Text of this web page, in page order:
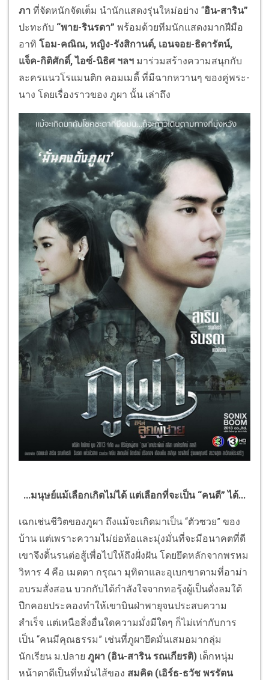
ภา ที่จัดหนักจัดเต็ม นำนักแสดงรุ่นใหม่อย่าง “อิน-สาริน”
ปะทะกับ “พาย-รินรดา” พร้อมด้วยทีมนักแสดงมากฝีมือ
อาทิ โอม-คณิณ, หญิง-รังสิกานต์, เอนจอย-ธิดารัตน์,
แจ็ค-กิติศักดิ์, ไอซ์-นิธิศ ฯลฯ มาร่วมสร้างความสนุกกับ
ละครแนวโรแมนติก คอมเมดี้ ที่มีฉากหวานๆ ของคู่พระ-
นาง โดยเรื่องราวของ ภูผา นั้น เล่าถึง
...มนุษย์แม้เลือกเกิดไม่ได้ แต่เลือกที่จะเป็น “คนดี” ได้...
เฉกเช่นชีวิตของภูผา ถึงแม้จะเกิดมาเป็น “ตัวซวย” ของ
บ้าน แต่เพราะความไม่ย่อท้อและมุ่งมั่นที่จะมีอนาคตที่ดี
เขาจึงดิ้นรนต่อสู้เพื่อไปให้ถึงฝั่งฝัน โดยยึดหลักจากพรหม
วิหาร 4 คือ เมตตา กรุณา มุทิตาและอุเบกขาตามที่อาม่า
อบรมสั่งสอน บวกกับได้กำลังใจจากทอรุ้งผู้เป็นดั่งลมใต้
ปีกคอยประคองทำให้เขาบินฝ่าพายุจนประสบความ
สำเร็จ แต่เหนือสิ่งอื่นใดความมั่งมีใดๆ ก็ไม่เท่ากับการ
เป็น “คนมีคุณธรรม” เช่นที่ภูผายึดมั่นเสมอมากลุ่ม
นักเรียน ม.ปลาย ภูผา (อิน-สาริน รณเกียรติ) เด็กหนุ่ม
หน้าตาดีเป็นที่หมั่นไส้ของ สมคิด (เอิร์ธ-ธวัช พรรัตน